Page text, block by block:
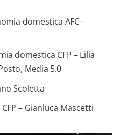
domestica AFC–
domestica CFP – Lilia
Media 5.0
Scoletta
– Gianluca Mascetti